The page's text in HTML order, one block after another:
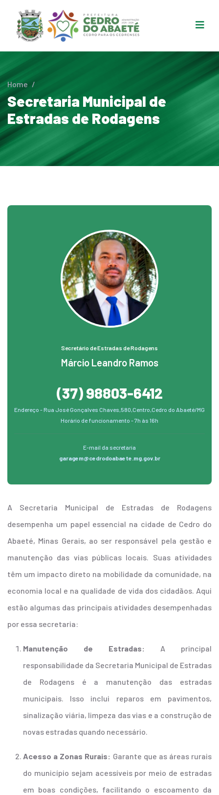
Home /
Secretaria Municipal de
Estradas de Rodagens
Secretário de Estradas de Rodagens
Márcio Leandro Ramos
(37) 98803-6412
Endereço - Rua José Gonçalves Chaves,580,Centro,Cedro do Abaeté/MG
Horário de funcionamento - 7h às 16h
E-mail da secretaria
garagem@cedrodoabaete.mg.gov.br
A Secretaria Municipal de Estradas de Rodagens
desempenha um papel essencial na cidade de Cedro do
Abaeté, Minas Gerais, ao ser responsável pela gestão e
manutenção das vias públicas locais. Suas atividades
têm um impacto direto na mobilidade da comunidade, na
economia local e na qualidade de vida dos cidadãos. Aqui
estão algumas das principais atividades desempenhadas
por essa secretaria:
Manutenção de Estradas:
A principal
responsabilidade da Secretaria Municipal de Estradas
de Rodagens é a manutenção das estradas
municipais. Isso inclui reparos em pavimentos,
sinalização viária, limpeza das vias e a construção de
novas estradas quando necessário.
Acesso a Zonas Rurais: Garante que as áreas rurais
do município sejam acessíveis por meio de estradas
em boas condições, facilitando o escoamento da